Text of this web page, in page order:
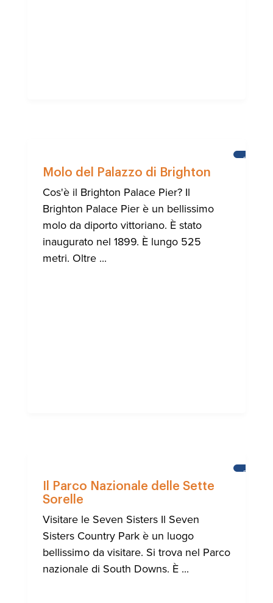
Molo del Palazzo di Brighton
Cos'è il Brighton Palace Pier? Il
Brighton Palace Pier è un bellissimo
molo da diporto vittoriano. È stato
inaugurato nel 1899. È lungo 525
metri. Oltre ...
Il Parco Nazionale delle Sette
Sorelle
Visitare le Seven Sisters Il Seven
Sisters Country Park è un luogo
bellissimo da visitare. Si trova nel Parco
nazionale di South Downs. È ...